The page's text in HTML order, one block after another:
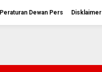
Peraturan Dewan Pers Disklaimer